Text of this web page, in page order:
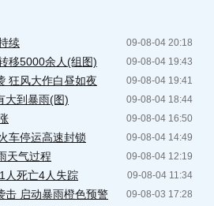
09-08-04 20:18
续
09-08-04 19:43
移5000余人(组图)
09-08-04 19:41
狂风大作白昼如夜
09-08-04 18:44
大到暴雨(图)
09-08-04 16:50
09-08-04 14:49
车停运高速封锁
09-08-04 12:19
天气过程
09-08-04 11:34
人死亡4人失踪
09-08-03 17:28
击 启动暴雨橙色预警